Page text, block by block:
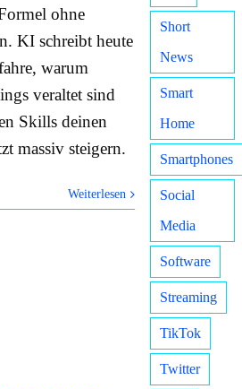
ohne
KI schreibt heute
warum
veraltet sind
Skills deinen
massiv steigern.
Weiterlesen
Short
News
Smart
Home
Smartphones
Social
Media
Software
Streaming
TikTok
Twitter